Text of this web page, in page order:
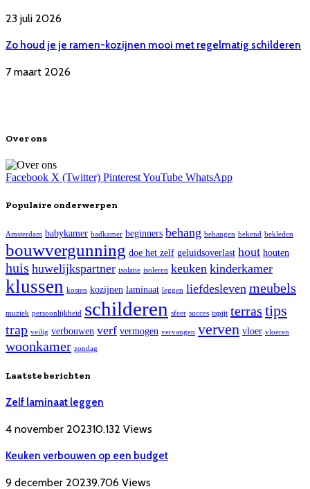
23 juli 2026
Zo houd je je ramen-kozijnen mooi met regelmatig schilderen
7 maart 2026
Over ons
Facebook X (Twitter) PinterestYouTube WhatsApp
Populaire onderwerpen
Amsterdam babykamer badkamer beginners behang behangen bekend bekleden
bouwvergunning doe het zelf geluidsoverlast hout houten
huis huwelijkspartner isolatie isoleren keuken kinderkamer
klussen kosten kozijnen laminaat leggen liefdesleven meubels
muziek persoonlijkheid schilderen sfeer succes tapijt terras tips
trap veilig verbouwen verf vermogen vervangen verven vloer vloeren
woonkamer zondag
Laatste berichten
Zelf laminaat leggen
4 november 202310.132 Views
Keuken verbouwen op een budget
9 december 20239.706 Views